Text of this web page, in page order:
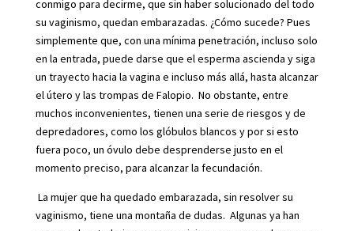
conmigo para decirme, que sin haber solucionado del todo
su vaginismo, quedan embarazadas. ¿Cómo sucede? Pues
simplemente que, con una mínima penetración, incluso solo
en la entrada, puede darse que el esperma ascienda y siga
un trayecto hacia la vagina e incluso más allá, hasta alcanzar
el útero y las trompas de Falopio. No obstante, entre
muchos inconvenientes, tienen una serie de riesgos y de
depredadores, como los glóbulos blancos y por si esto
fuera poco, un óvulo debe desprenderse justo en el
momento preciso, para alcanzar la fecundación.
La mujer que ha quedado embarazada, sin resolver su
vaginismo, tiene una montaña de dudas. Algunas ya han